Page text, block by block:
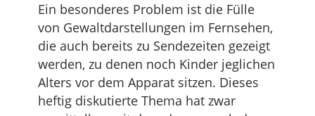
Ein besonderes Problem ist die Fülle
von Gewaltdarstellungen im Fernsehen,
die auch bereits zu Sendezeiten gezeigt
werden, zu denen noch Kinder jeglichen
Alters vor dem Apparat sitzen. Dieses
heftig diskutierte Thema hat zwar